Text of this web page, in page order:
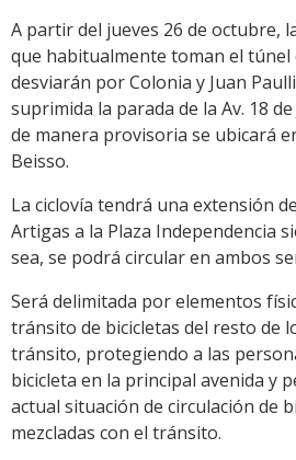
A partir del jueves 26 de octubre,
que habitualmente toman el túnel
desviarán por Colonia y Juan
suprimida la parada de la Av. 18
de manera provisoria se ubicará
Beisso.
La ciclovía tendrá una extensión
Artigas a la Plaza Independencia
sea, se podrá circular en ambos
Será delimitada por elementos
tránsito de bicicletas del resto de
tránsito, protegiendo a las
bicicleta en la principal avenida y
actual situación de circulación de
mezcladas con el tránsito.